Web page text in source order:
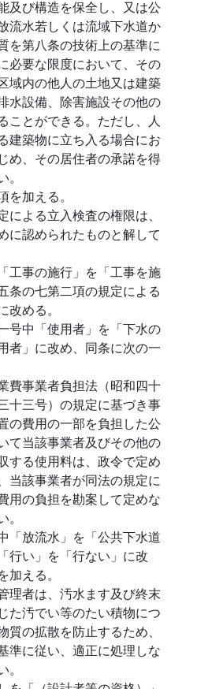
及び構造を保全し、又は公
流水若しくは流域下水道か
を第八条の技術上の基準に
必要な限度において、その
域内の他人の土地又は建築
水設備、除害施設その他の
ことができる。ただし、人
建築物に立ち入る場合にお
め、その居住者の承諾を得
加える。
による立入検査の権限は、
に認められたものと解して
工事の施行」を「工事を施
条の七第二項の規定による
める。
号中「使用者」を「下水の
者」に改め、同条に次の一
費事業者負担法（昭和四十
十三号）の規定に基づき事
の費用の一部を負担した公
て当該事業者及びその他の
する使用料は、政令で定め
当該事業者が同法の規定に
用の負担を勘案して定めな
「放流水」を「公共下水道
行い」を「行ない」に改
える。
理者は、汚水ます及び終末
た汚でい等のたい積物につ
質の拡散を防止するため、
準に従い、適正に処理しな